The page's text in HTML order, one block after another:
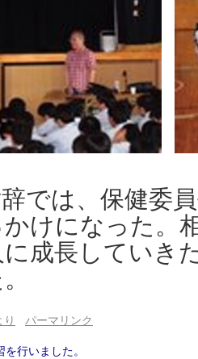
では、保健委
けになった。
成長していき
パーマリンク
行いました。